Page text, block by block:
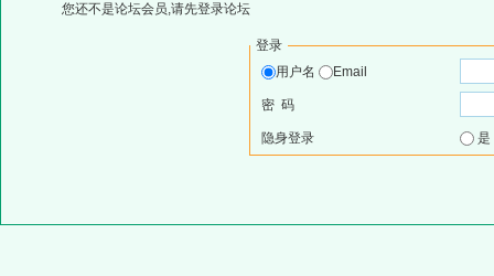
您还不是论坛会员,请先登录论坛
登录
用户名
Email
密 码
隐身登录